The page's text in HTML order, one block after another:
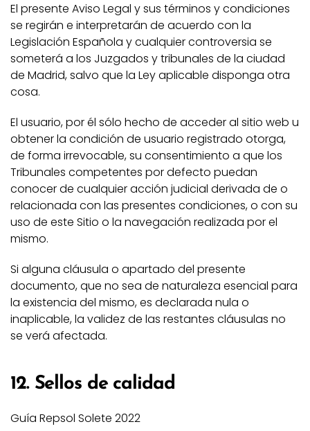
El presente Aviso Legal y sus términos y condiciones
se regirán e interpretarán de acuerdo con la
Legislación Española y cualquier controversia se
someterá a los Juzgados y tribunales de la ciudad
de Madrid, salvo que la Ley aplicable disponga otra
cosa.
El usuario, por él sólo hecho de acceder al sitio web u
obtener la condición de usuario registrado otorga,
de forma irrevocable, su consentimiento a que los
Tribunales competentes por defecto puedan
conocer de cualquier acción judicial derivada de o
relacionada con las presentes condiciones, o con su
uso de este Sitio o la navegación realizada por el
mismo.
Si alguna cláusula o apartado del presente
documento, que no sea de naturaleza esencial para
la existencia del mismo, es declarada nula o
inaplicable, la validez de las restantes cláusulas no
se verá afectada.
12. Sellos de calidad
Guía Repsol Solete 2022